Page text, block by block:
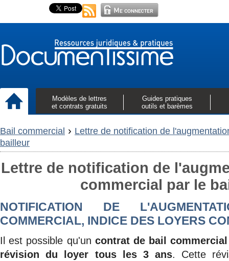
Modèles de lettres
et contrats gratuits
Guides pratiques
outils et barèmes
Bail commercial › Lettre de notification de
bailleur
Lettre de notification de
commercial par le
NOTIFICATION DE
COMMERCIAL, INDICE DES LOYERS
Il est possible qu'un contrat de bail commercial
révision du loyer tous les 3 ans. Cette